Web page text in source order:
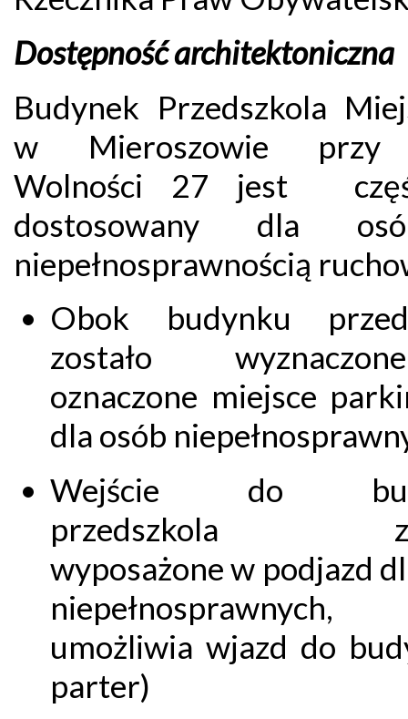
Dostępność architektoniczna
Budynek Przedszkola
w Mieroszowie przy
Wolności 27 jest
dostosowany dla
niepełnosprawnością
Obok budynku
zostało
oznaczone miejsce
dla osób
Wejście do
przedszkola
wyposażone w podjazd
umożliwia wjazd do
parter)